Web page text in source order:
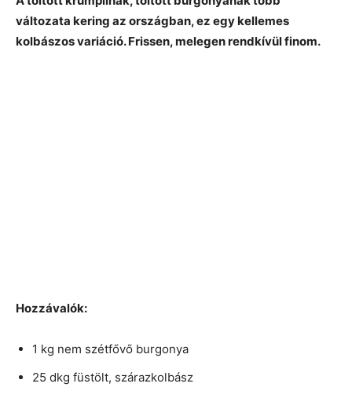
változata kering az országban, ez egy kellemes
kolbászos variáció. Frissen, melegen rendkívül finom.
Hozzávalók:
1 kg nem szétfővő burgonya
25 dkg füstölt, szárazkolbász